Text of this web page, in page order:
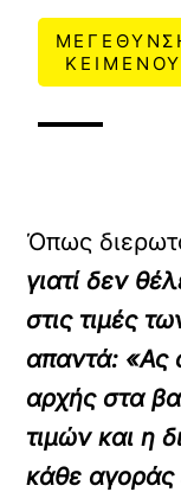
ΚΕΙΜΕΝΟΥ
Όπως
γιατί δεν
στις τιμές
απαντά: «Ας
αρχής στα
τιμών και η
κάθε αγοράς